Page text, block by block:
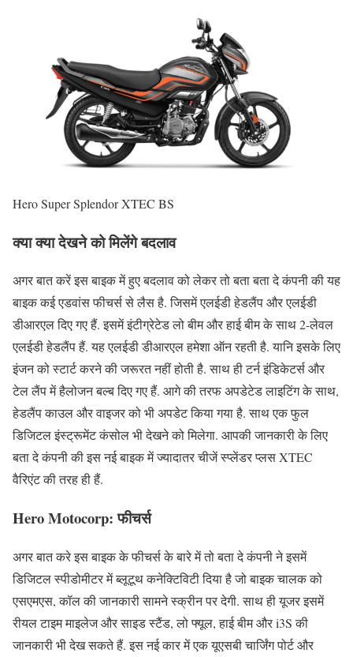
Hero Super Splendor XTEC BS
क्या क्या देखने को मिलेंगे बदलाव
अगर बात करें इस बाइक में हुए बदलाव को लेकर तो बता बता दे कंपनी की यह
बाइक कई एडवांस फीचर्स से लैस है. जिसमें एलईडी हेडलैंप और एलईडी
डीआरएल दिए गए हैं. इसमें इंटीग्रेटेड लो बीम और हाई बीम के साथ 2-लेवल
एलईडी हेडलैंप हैं. यह एलईडी डीआरएल हमेशा ऑन रहती है. यानि इसके लिए
इंजन को स्टार्ट करने की जरूरत नहीं होती है. साथ ही टर्न इंडिकेटर्स और
टेल लैंप में हैलोजन बल्ब दिए गए हैं. आगे की तरफ अपडेटेड लाइटिंग के साथ,
हेडलैंप काउल और वाइजर को भी अपडेट किया गया है. साथ एक फुल
डिजिटल इंस्ट्रूमेंट कंसोल भी देखने को मिलेगा. आपकी जानकारी के लिए
बता दे कंपनी की इस नई बाइक में ज्यादातर चीजें स्प्लेंडर प्लस XTEC
वैरिएंट की तरह ही हैं.
Hero Motocorp: फीचर्स
अगर बात करे इस बाइक के फीचर्स के बारे में तो बता दे कंपनी ने इसमें
डिजिटल स्पीडोमीटर में ब्लूटूथ कनेक्टिविटी दिया है जो बाइक चालक को
एसएमएस, कॉल की जानकारी सामने स्क्रीन पर देगी. साथ ही यूजर इसमें
रीयल टाइम माइलेज और साइड स्टैंड, लो फ्यूल, हाई बीम और i3S की
जानकारी भी देख सकते हैं. इस नई कार में एक यूएसबी चार्जिंग पोर्ट और